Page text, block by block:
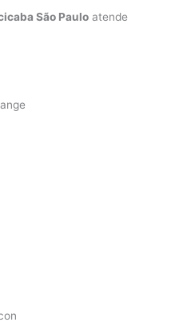
São Paulo atende